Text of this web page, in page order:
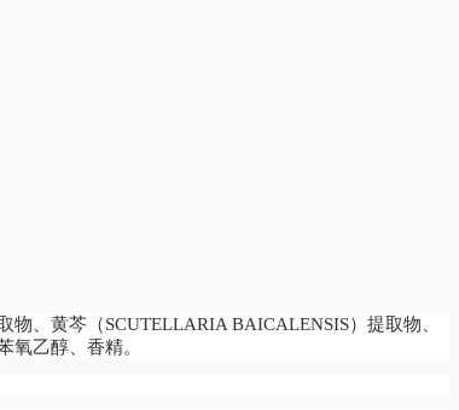
、黄芩（SCUTELLARIA BAICALENSIS）提取物、
氧乙醇、香精。